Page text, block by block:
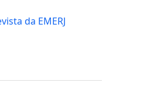
da EMERJ